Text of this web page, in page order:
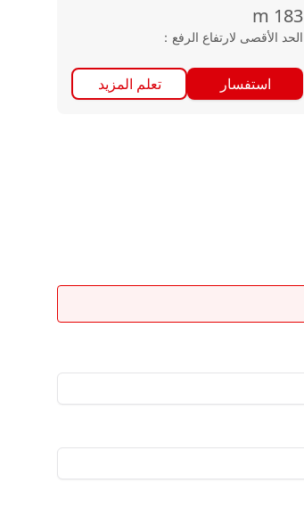
183
m
الحد الأقصى لارتفاع الرفع ：
استفسار تعلم المزيد